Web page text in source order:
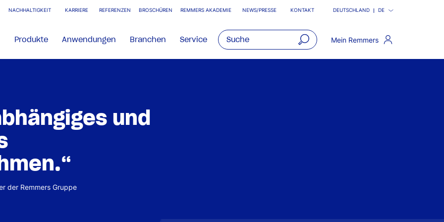
NACHHALTIGKEIT KARRIERE REFERENZEN BROSCHÜREN REMMERS AKADEMIE NEWS/PRESSE KONTAKT DEUTSCHLAND DE
Produkte Anwendungen Branchen Service Mein Remmers
open
„Ausbildung mit Fokus auf